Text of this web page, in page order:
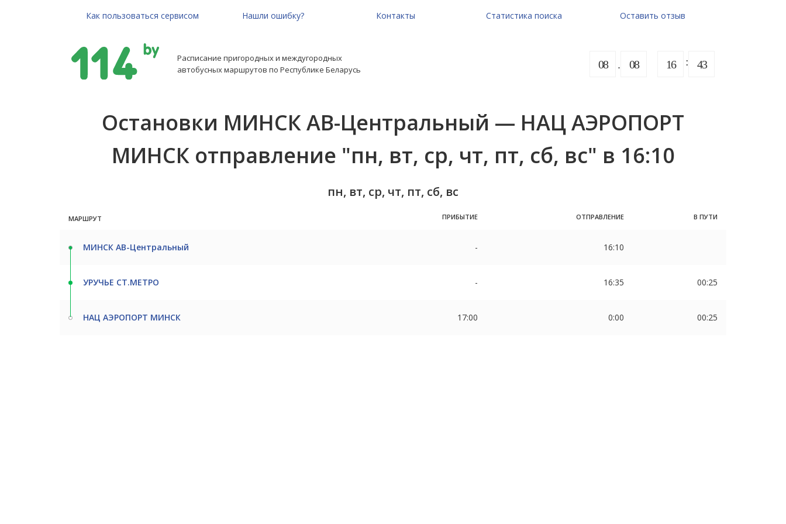
Как пользоваться сервисом Нашли ошибку? Контакты Статистика поиска Оставить отзыв
Расписание пригородных и междугородных
автобусных маршрутов по Республике Беларусь
08 08 16 43
Остановки МИНСК АВ-Центральный — НАЦ АЭРОПОРТ
МИНСК отправление "пн, вт, ср, чт, пт, сб, вс" в 16:10
пн, вт, ср, чт, пт, сб, вс
МАРШРУТ ПРИБЫТИЕ ОТПРАВЛЕНИЕ В ПУТИ
МИНСК АВ-Центральный - 16:10
УРУЧЬЕ СТ.МЕТРО - 16:35 00:25
НАЦ АЭРОПОРТ МИНСК 17:00 0:00 00:25